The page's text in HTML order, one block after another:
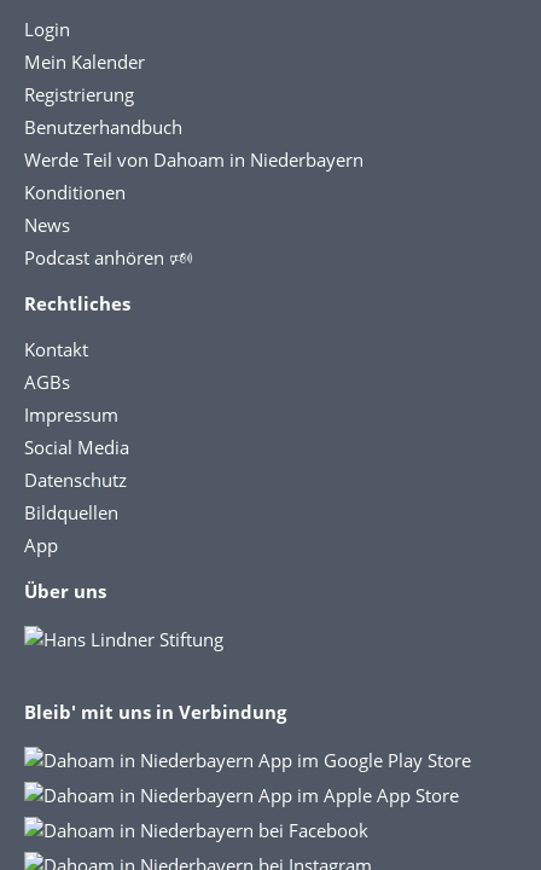
Login
Mein Kalender
Registrierung
Benutzerhandbuch
Werde Teil von Dahoam in Niederbayern
Konditionen
News
Podcast anhören 🕬
Rechtliches
Kontakt
AGBs
Impressum
Social Media
Datenschutz
Bildquellen
App
Über uns
Bleib' mit uns in Verbindung